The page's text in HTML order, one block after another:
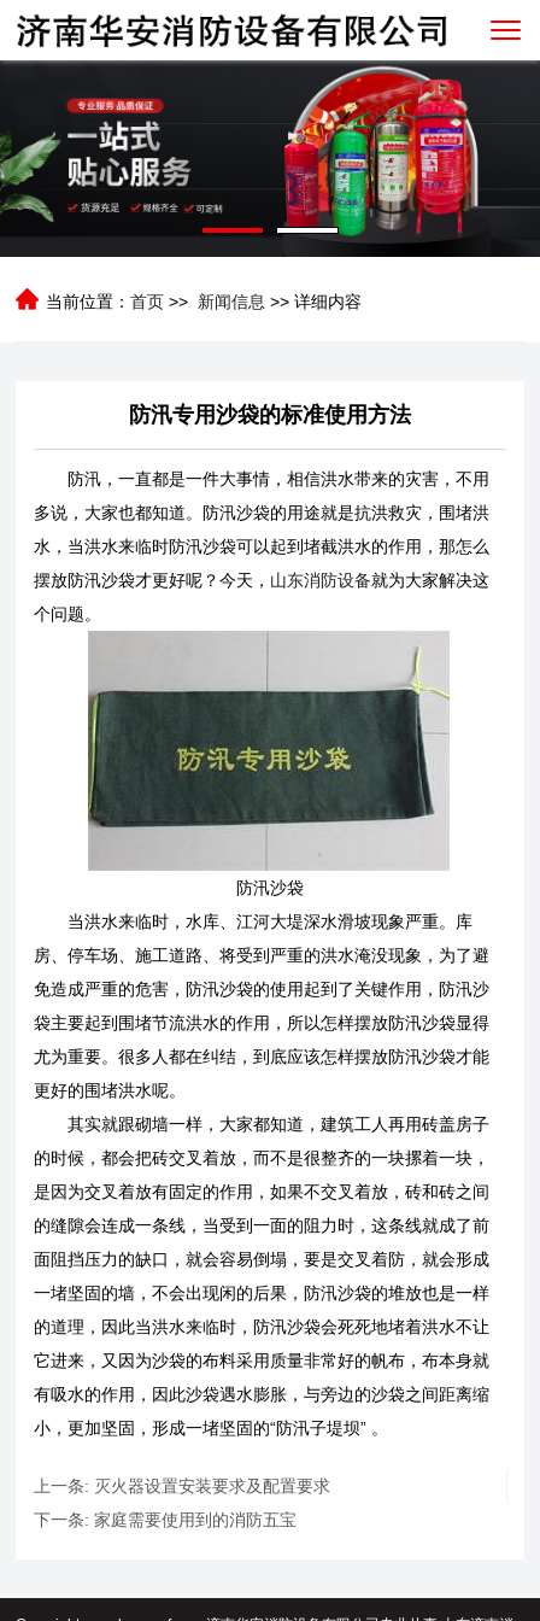
当前位置：首页 >> 新闻信息>> 详细内容
防汛专用沙袋的标准使用方法
防汛，一直都是一件大事情，相信洪水带来的灾害，不用
多说，大家也都知道。防汛沙袋的用途就是抗洪救灾，围堵洪
水，当洪水来临时防汛沙袋可以起到堵截洪水的作用，那怎么
摆放防汛沙袋才更好呢？今天， 山东消防设备就为大家解决这
个问题。
防汛沙袋
当洪水来临时，水库、江河大堤深水滑坡现象严重。库
房、停车场、施工道路、将受到严重的洪水淹没现象，为了避
免造成严重的危害，防汛沙袋的使用起到了关键作用，防汛沙
袋主要起到围堵节流洪水的作用，所以怎样摆放防汛沙袋显得
尤为重要。很多人都在纠结，到底应该怎样摆放防汛沙袋才能
更好的围堵洪水呢。
其实就跟砌墙一样，大家都知道，建筑工人再用砖盖房子
的时候，都会把砖交叉着放，而不是很整齐的一块摞着一块，
是因为交叉着放有固定的作用，如果不交叉着放，砖和砖之间
的缝隙会连成一条线，当受到一面的阻力时，这条线就成了前
面阻挡压力的缺口，就会容易倒塌，要是交叉着防，就会形成
一堵坚固的墙，不会出现闲的后果，防汛沙袋的堆放也是一样
的道理，因此当洪水来临时，防汛沙袋会死死地堵着洪水不让
它进来，又因为沙袋的布料采用质量非常好的帆布，布本身就
有吸水的作用，因此沙袋遇水膨胀，与旁边的沙袋之间距离缩
小，更加坚固，形成一堵坚固的“防汛子堤坝” 。
上一条: 灭火器设置安装要求及配置要求
下一条:家庭需要使用到的消防五宝